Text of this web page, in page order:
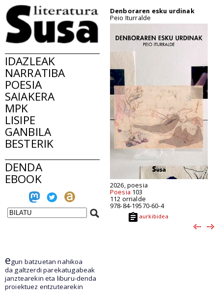
IDAZLEAK
NARRATIBA
POESIA
SAIAKERA
MPK
LISIPE
GANBILA
BESTERIK
DENDA
EBOOK
Denboraren esku urdinak
Peio Iturralde
2026, poesia
Poesia 103
112 orrialde
978-84-19570-60-4
aurkibidea
egun batzuetan nahikoa
da galtzerdi parekatugabeak
janztearekin eta liburu-denda
proiektuez entzutearekin